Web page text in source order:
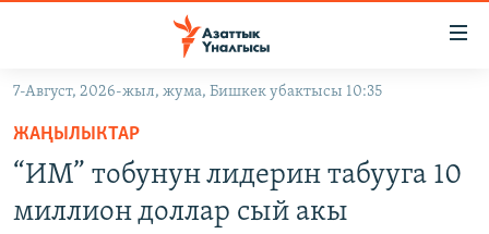
Навигацияга
өтүңүз
Издөөгө
салыңыз
КЫРГЫЗСТАН
7-Август, 2026-жыл, жума, Бишкек убактысы 10:35
ЖАҢЫЛЫКТАР
“ИМ” тобунун лидерин табууга 10
миллион доллар сый акы